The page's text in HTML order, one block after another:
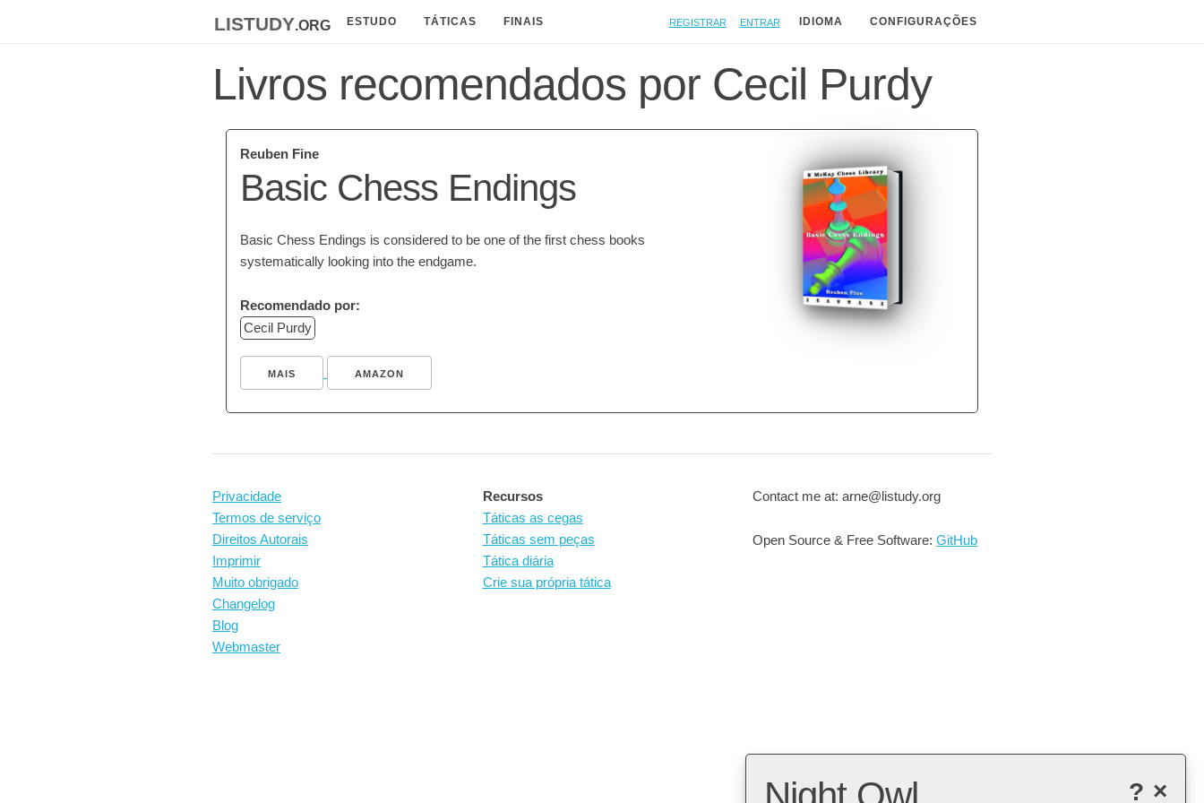
listudy.org ESTUDO TÁTICAS FINAIS Registrar Entrar IDIOMA CONFIGURAÇÕES
Livros recomendados por Cecil Purdy
Reuben Fine
Basic Chess Endings
Basic Chess Endings is considered to be one of the first chess books
systematically looking into the endgame.
Recomendado por:
Cecil Purdy
MAIS AMAZON
Privacidade
Termos de serviço
Direitos Autorais
Imprimir
Muito obrigado
Changelog
Blog
Webmaster
Recursos
Táticas as cegas
Táticas sem peças
Tática diária
Crie sua própria tática
Contact me at: arne@listudy.org
Open Source & Free Software:GitHub
×
?